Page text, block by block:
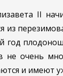
II
из
год
не очень
и имеют